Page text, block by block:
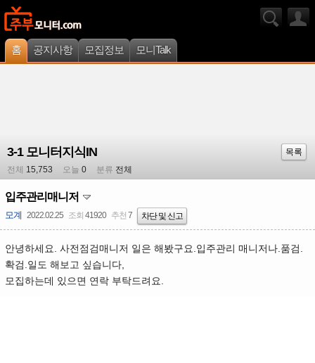
홈 공지사항 모집정보 모니Talk
3-1 모니터지식IN
목록
전체 15,753 오늘 0 분류 전체
입주관리매니저
모계 2022.02.25 조회 41920 추천 7 차단 및 신고
안녕하세요. 사전점검매니저 일은 해봤구요.입주관리 매니저나.품검.
확검.일도 해보고 싶습니다,
모집하는데 있으면 연락 부탁드려요.